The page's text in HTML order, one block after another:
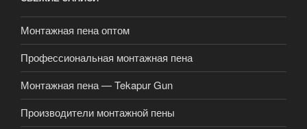
Монтажная пена оптом
Профессиональная монтажная пена
Монтажная пена — Tekapur Gun
Производители монтажной пены